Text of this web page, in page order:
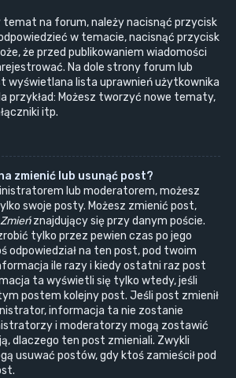
na forum, należy nacisnąć przycisk
w temacie, nacisnąć przycisk
że przed publikowaniem wiadomości
Na dole strony forum lub
wyświetlana lista uprawnień użytkownika
przykład: Możesz tworzyć nowe tematy,
itp.
zmienić lub usunąć post?
lub moderatorem, możesz
swoje posty. Możesz zmienić post,
Zmieńznajdujący się przy danym poście.
tylko przez pewien czas po jego
odpowiedział na ten post, pod twoim
ile razy i kiedy ostatni raz post
ta wyświetli się tylko wtedy, jeśli
postem kolejny post. Jeśli post zmienił
informacja ta nie zostanie
i moderatorzy mogą zostawić
dlaczego ten post zmieniali. Zwykli
usuwać postów, gdy ktoś zamieścił pod